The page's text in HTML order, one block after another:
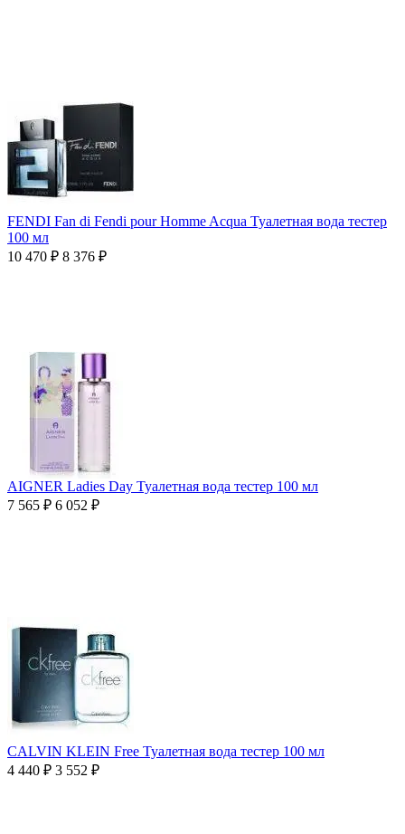
FENDI Fan di Fendi pour Homme Acqua Туалетная вода тестер
100 мл
10 470 ₽ 8 376 ₽
AIGNER Ladies Day Туалетная вода тестер 100 мл
7 565 ₽ 6 052 ₽
CALVIN KLEIN Free Туалетная вода тестер 100 мл
4 440 ₽ 3 552 ₽